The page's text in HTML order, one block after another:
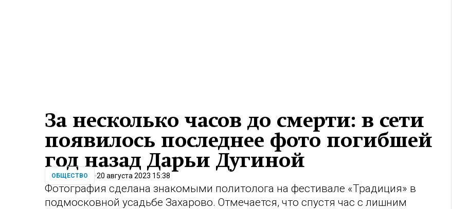
За несколько часов до смерти: в сети
появилось последнее фото погибшей
год назад Дарьи Дугиной
ОБЩЕСТВО 20 августа 2023 15:38
Фотография сделана знакомыми политолога на фестивале «Традиция» в
подмосковной усадьбе Захарово. Отмечается, что спустя час с лишним